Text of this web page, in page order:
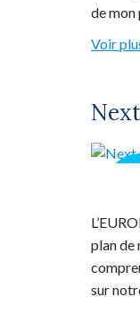
de
Voir
plan de
sur